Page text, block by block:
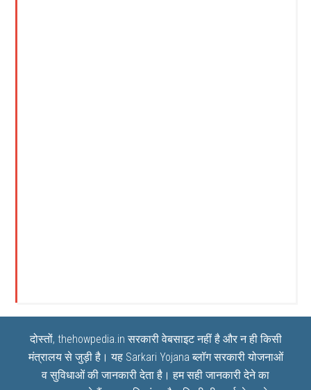
दोस्तों, thehowpedia.in सरकारी वेबसाइट नहीं है और न ही किसी
मंत्रालय से जुड़ी है। यह Sarkari Yojana ब्लॉग सरकारी योजनाओं
व सुविधाओं की जानकारी देता है। हम सही जानकारी देने का